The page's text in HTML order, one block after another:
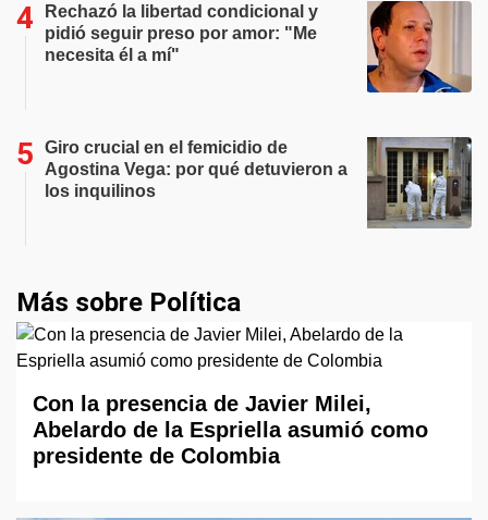
Rechazó la libertad condicional y
pidió seguir preso por amor: "Me
necesita él a mí"
Giro crucial en el femicidio de
Agostina Vega: por qué detuvieron a
los inquilinos
Más sobre Política
Con la presencia de Javier Milei,
Abelardo de la Espriella asumió como
presidente de Colombia